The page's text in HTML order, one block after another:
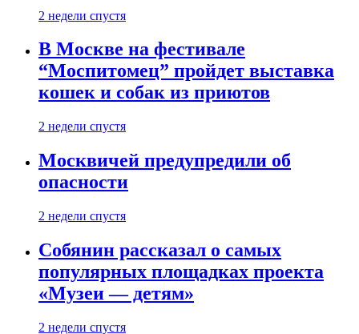
2 недели спустя
В Москве на фестивале
“Моспитомец” пройдет выставка
кошек и собак из приютов
2 недели спустя
Москвичей предупредили об
опасности
2 недели спустя
Собянин рассказал о самых
популярных площадках проекта
«Музеи — детям»
2 недели спустя